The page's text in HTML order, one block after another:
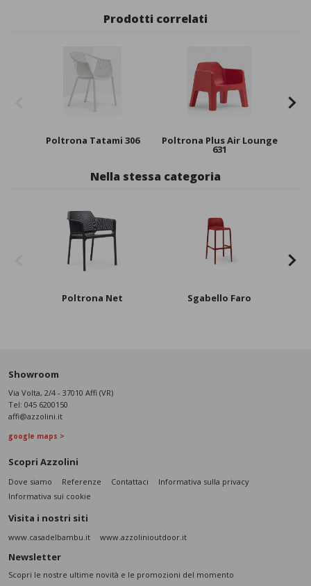
Prodotti correlati
Poltrona Tatami 306 Poltrona Plus Air Lounge
631
Nella stessa categoria
Poltrona Net Sgabello Faro
Showroom
Via Volta, 2/4 - 37010 Affi (VR)
Tel: 045 6200150
affi@azzolini.it
google maps >
Scopri Azzolini
Dove siamo Referenze Contattaci
Informativa sulla privacy
Informativa sui cookie
Visita i nostri siti
www.casadelbambu.it www.azzolinioutdoor.it
Newsletter
Scopri le nostre ultime novità e le promozioni del momento